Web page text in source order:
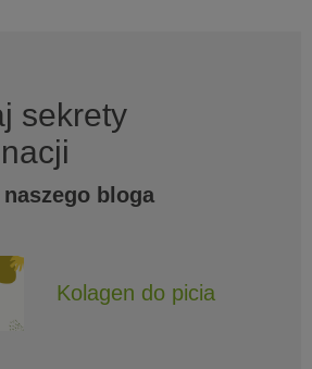
sekrety
bloga
Kolagen do picia